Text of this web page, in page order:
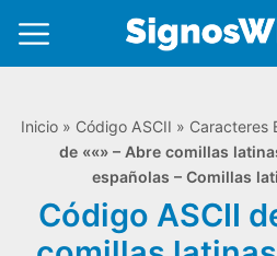
Inicio » Código ASCII » Caracteres
de ««» – Abre comillas
españolas – Comillas
Código ASCII